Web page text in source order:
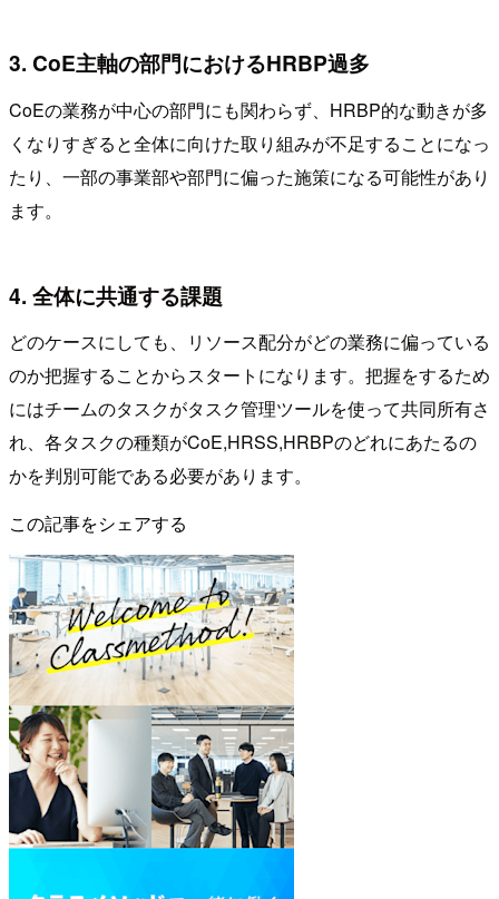
3. CoE主軸の部門におけるHRBP過多
CoEの業務が中心の部門にも関わらず、HRBP的な動きが多
くなりすぎると全体に向けた取り組みが不足することになっ
たり、一部の事業部や部門に偏った施策になる可能性があり
ます。
4. 全体に共通する課題
どのケースにしても、リソース配分がどの業務に偏っている
のか把握することからスタートになります。把握をするため
にはチームのタスクがタスク管理ツールを使って共同所有さ
れ、各タスクの種類がCoE,HRSS,HRBPのどれにあたるの
かを判別可能である必要があります。
この記事をシェアする